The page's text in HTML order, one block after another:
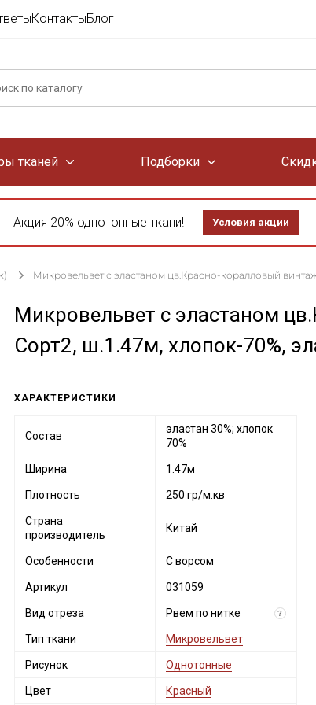
КонтактыБлог
тканей Подборки
Акция 20% однотонные ткани! Условия акции
Микровельвет с эластаном цв.Красно-коралловый
Микровельвет с эластаном
Сорт2, ш.1.47м, хлопок-70%,
ХАРАКТЕРИСТИКИ
Состав
эластан 30%; хлопок
70%
Ширина 1.47м
Плотность 250 гр/м.кв
Страна
производитель
Китай
Особенности С ворсом
Артикул 031059
Вид отреза Рвем по нитке ?
Тип ткани Микровельвет
Рисунок Однотонные
Цвет Красный